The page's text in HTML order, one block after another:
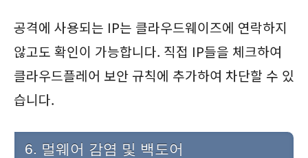
공격에 사용되는 IP는 클라우드웨이즈에 연락하지
않고도 확인이 가능합니다. 직접 IP들을 체크하여
클라우드플레어 보안 규칙에 추가하여 차단할 수 있
습니다.
6. 멀웨어 감염 및 백도어